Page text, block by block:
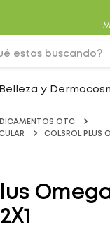
Belleza y
OTC
COLSROL PLUS